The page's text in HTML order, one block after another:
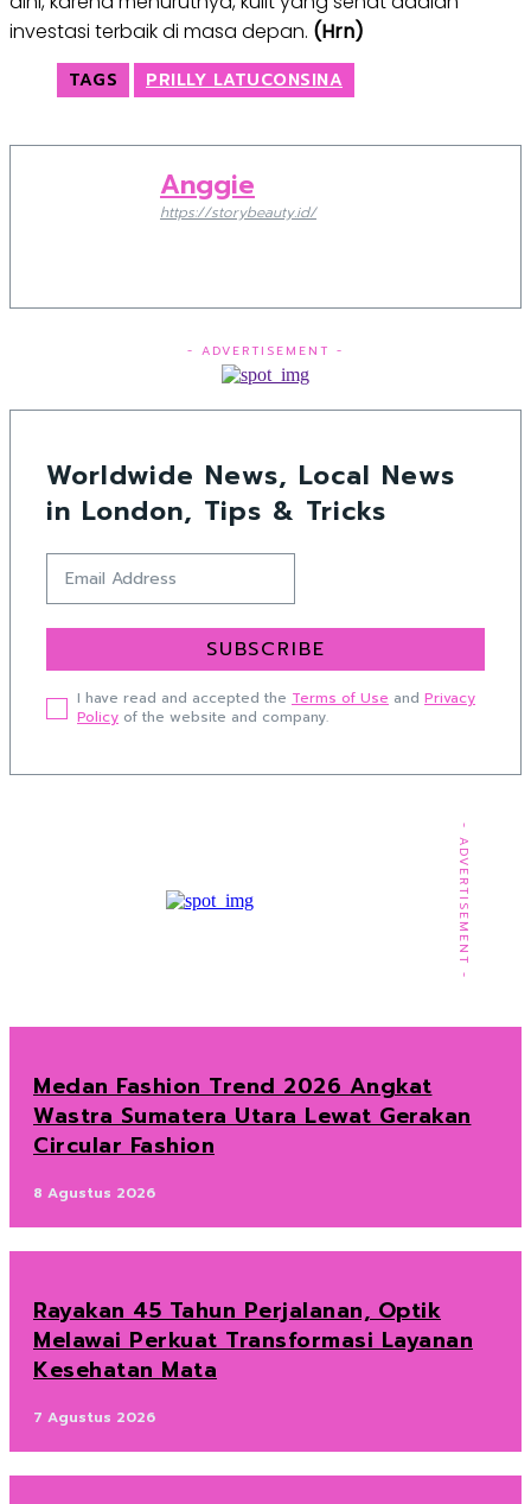
investasi terbaik di masa depan. (Hrn)
TAGS PRILLY LATUCONSINA
Anggie
https://storybeauty.id/
- ADVERTISEMENT -
Worldwide News, Local News
in London, Tips & Tricks
SUBSCRIBE
I have read and accepted the Terms of Use and Privacy
Policy of the website and company.
- ADVERTISEMENT -
Medan Fashion Trend 2026 Angkat
Wastra Sumatera Utara Lewat Gerakan
Circular Fashion
8 Agustus 2026
Rayakan 45 Tahun Perjalanan, Optik
Melawai Perkuat Transformasi Layanan
Kesehatan Mata
7 Agustus 2026